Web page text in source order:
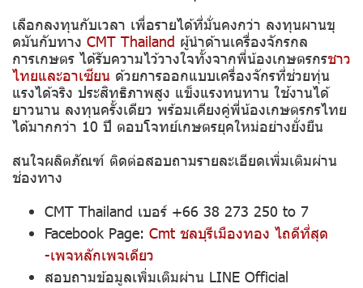
เลือกลงทุนกับเวลา เพื่อรายได้ที่มั่นคงกว่า ลงทุนผานขุ
ดมันกับทาง CMT Thailand ผู้นำด้านเครื่องจักรกล
การเกษตร ได้รับความไว้วางใจทั้งจากพี่น้องเกษตรกรชาว
ไทยและอาเซียน ด้วยการออกแบบเครื่องจักรที่ช่วยทุ่น
แรงได้จริง ประสิทธิภาพสูง แข็งแรงทนทาน ใช้งานได้
ยาวนาน ลงทุนครั้งเดียว พร้อมเคียงคู่พี่น้องเกษตรกรไทย
ได้มากกว่า 10 ปี ตอบโจทย์เกษตรยุคใหม่อย่างยั่งยืน
สนใจผลิตภัณฑ์ ติดต่อสอบถามรายละเอียดเพิ่มเติมผ่าน
ช่องทาง
CMT Thailand เบอร์ +66 38 273 250 to 7
Facebook Page: Cmt ชลบุรีเมืองทอง ไถดีที่สุด
-เพจหลักเพจเดียว
สอบถามข้อมูลเพิ่มเติมผ่าน LINE Official